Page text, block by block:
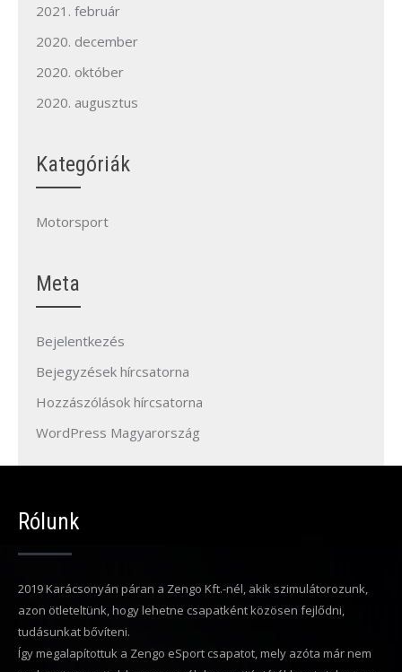
2021. február
2020. december
2020. október
2020. augusztus
Kategóriák
Motorsport
Meta
Bejelentkezés
Bejegyzések hírcsatorna
Hozzászólások hírcsatorna
WordPress Magyarország
Rólunk
2019 Karácsonyán páran a Zengo Kft.-nél, akik szimulátorozunk,
azon ötleteltünk, hogy lehetne csapatként közösen fejlődni,
tudásunkat bővíteni.
Így megalapítottuk a Zengo eSport csapatot, mely azóta már nem